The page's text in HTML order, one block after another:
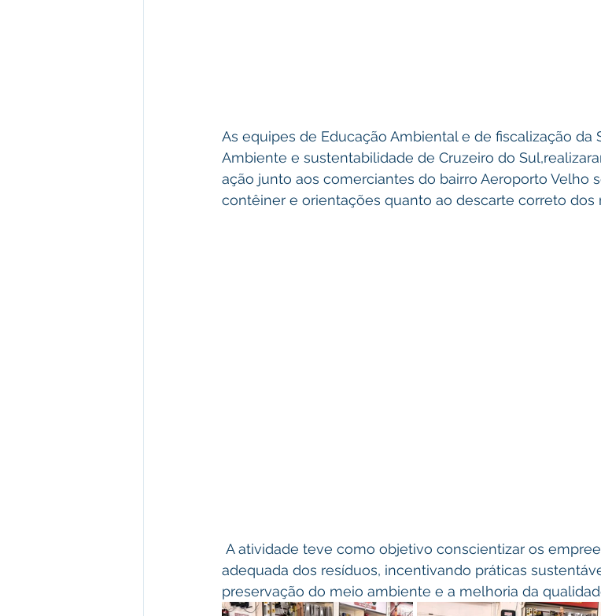
As equipes de Educação Ambiental e de fiscalização da
Ambiente e sustentabilidade de Cruzeiro do
ação junto aos comerciantes do bairro Aeroporto Velho
contêiner e orientações quanto ao descarte correto dos
adequada dos resíduos, incentivando práticas
preservação do meio ambiente e a melhoria da